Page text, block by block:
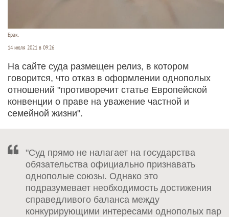
Брак.
14 июля 2021 в 09:26
На сайте суда размещен релиз, в котором
говорится, что отказ в оформлении однополых
отношений "противоречит статье Европейской
конвенции о праве на уважение частной и
семейной жизни".
"Суд прямо не налагает на государства
обязательства официально признавать
однополые союзы. Однако это
подразумевает необходимость достижения
справедливого баланса между
конкурирующими интересами однополых пар